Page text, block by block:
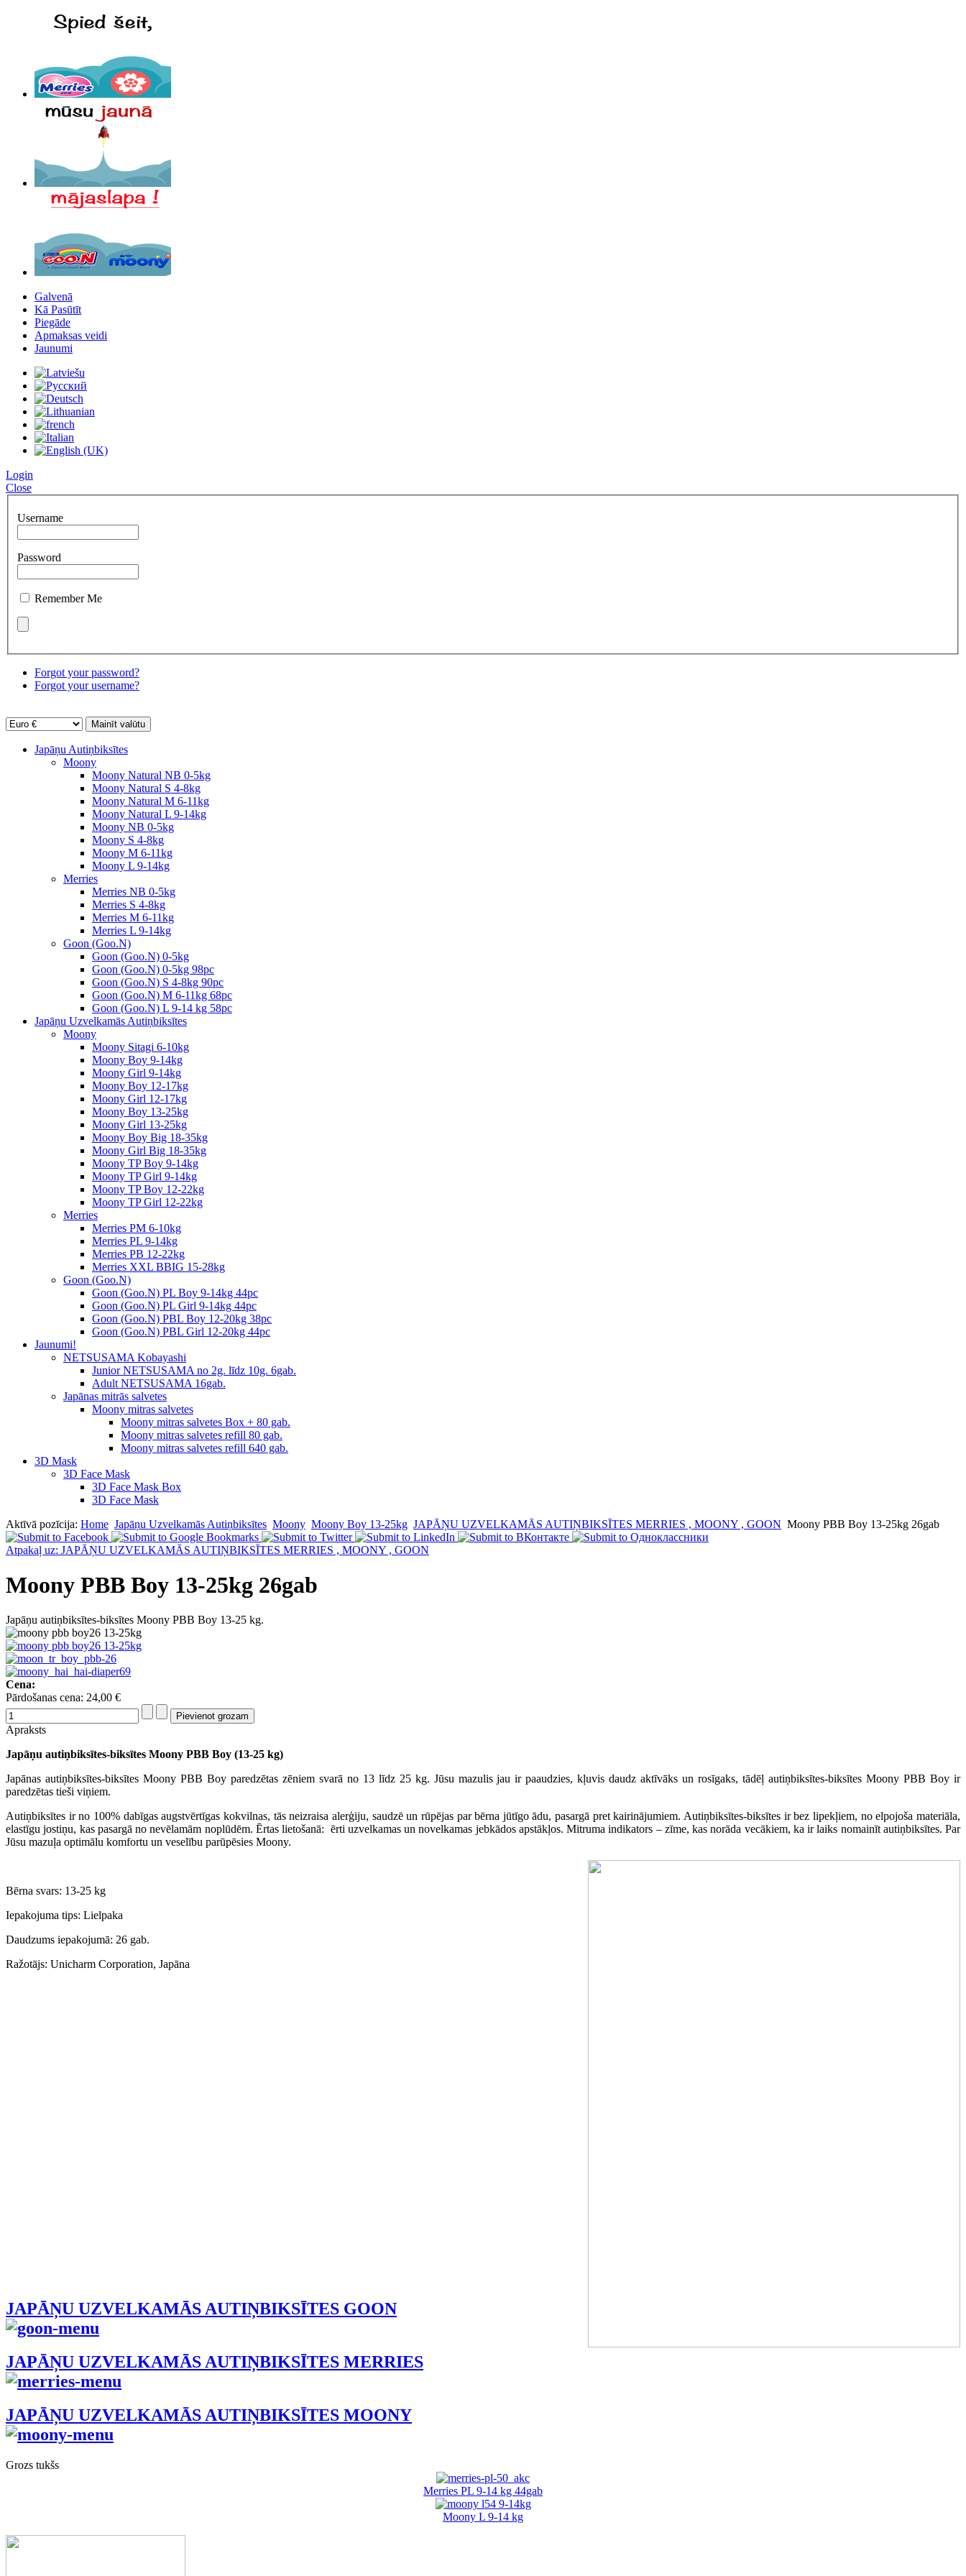
Galvenā
Kā Pasūtīt
Piegāde
Apmaksas veidi
Jaunumi
Login
Close
Username
Password
Remember Me
Forgot your password?
Forgot your username?
Japāņu Autiņbiksītes
Moony
Moony Natural NB 0-5kg
Moony Natural S 4-8kg
Moony Natural M 6-11kg
Moony Natural L 9-14kg
Moony NB 0-5kg
Moony S 4-8kg
Moony M 6-11kg
Moony L 9-14kg
Merries
Merries NB 0-5kg
Merries S 4-8kg
Merries M 6-11kg
Merries L 9-14kg
Goon (Goo.N)
Goon (Goo.N) 0-5kg
Goon (Goo.N) 0-5kg 98pc
Goon (Goo.N) S 4-8kg 90pc
Goon (Goo.N) M 6-11kg 68pc
Goon (Goo.N) L 9-14 kg 58pc
Japāņu Uzvelkamās Autiņbiksītes
Moony
Moony Sitagi 6-10kg
Moony Boy 9-14kg
Moony Girl 9-14kg
Moony Boy 12-17kg
Moony Girl 12-17kg
Moony Boy 13-25kg
Moony Girl 13-25kg
Moony Boy Big 18-35kg
Moony Girl Big 18-35kg
Moony TP Boy 9-14kg
Moony TP Girl 9-14kg
Moony TP Boy 12-22kg
Moony TP Girl 12-22kg
Merries
Merries PM 6-10kg
Merries PL 9-14kg
Merries PB 12-22kg
Merries XXL BBIG 15-28kg
Goon (Goo.N)
Goon (Goo.N) PL Boy 9-14kg 44pc
Goon (Goo.N) PL Girl 9-14kg 44pc
Goon (Goo.N) PBL Boy 12-20kg 38pc
Goon (Goo.N) PBL Girl 12-20kg 44pc
Jaunumi!
NETSUSAMA Kobayashi
Junior NETSUSAMA no 2g. līdz 10g. 6gab.
Adult NETSUSAMA 16gab.
Japānas mitrās salvetes
Moony mitras salvetes
Moony mitras salvetes Box + 80 gab.
Moony mitras salvetes refill 80 gab.
Moony mitras salvetes refill 640 gab.
3D Mask
3D Face Mask
3D Face Mask Box
3D Face Mask
Aktīvā pozīcija: Home Japāņu Uzvelkamās Autiņbiksītes Moony Moony Boy 13-25kg JAPĀŅU UZVELKAMĀS AUTIŅBIKSĪTES MERRIES , MOONY , GOON Moony PBB Boy 13-25kg 26gab
Atpakaļ uz: JAPĀŅU UZVELKAMĀS AUTIŅBIKSĪTES MERRIES , MOONY , GOON
Moony PBB Boy 13-25kg 26gab
Japāņu autiņbiksītes-biksītes Moony PBB Boy 13-25 kg.
Cena:
Pārdošanas cena: 24,00 €
Apraksts
Japāņu autiņbiksītes-biksītes Moony PBB Boy (13-25 kg)
Japānas autiņbiksītes-biksītes Moony PBB Boy paredzētas zēniem svarā no 13 līdz 25 kg. Jūsu mazulis jau ir paaudzies, kļuvis daudz aktīvāks un rosīgaks, tādēļ autiņbiksītes-biksītes Moony PBB Boy ir
paredzētas tieši viņiem.
Autiņbiksītes ir no 100% dabīgas augstvērtīgas kokvilnas, tās neizraisa alerģiju, saudzē un rūpējas par bērna jūtīgo ādu, pasargā pret kairinājumiem. Autiņbiksītes-biksītes ir bez lipekļiem, no elpojoša materiāla,
elastīgu jostiņu, kas pasargā no nevēlamām noplūdēm. Ērtas lietošanā: ērti uzvelkamas un novelkamas jebkādos apstākļos. Mitruma indikators – zīme, kas norāda vecākiem, ka ir laiks nomainīt autiņbiksītes. Par
Jūsu mazuļa optimālu komfortu un veselību parūpēsies Moony.
Bērna svars: 13-25 kg
Iepakojuma tips: Lielpaka
Daudzums iepakojumā: 26 gab.
Ražotājs: Unicharm Corporation, Japāna
JAPĀŅU UZVELKAMĀS AUTIŅBIKSĪTES GOON
JAPĀŅU UZVELKAMĀS AUTIŅBIKSĪTES MERRIES
JAPĀŅU UZVELKAMĀS AUTIŅBIKSĪTES MOONY
Grozs tukšs
Merries PL 9-14 kg 44gab
Moony L 9-14 kg